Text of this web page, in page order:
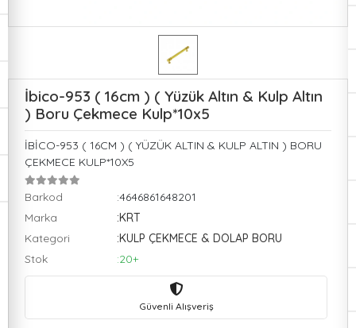
İbico-953 ( 16cm ) ( Yüzük Altın & Kulp Altın
) Boru Çekmece Kulp*10x5
İBİCO-953 ( 16CM ) ( YÜZÜK ALTIN & KULP ALTIN ) BORU
ÇEKMECE KULP*10X5
Barkod
:4646861648201
Marka
:KRT
Kategori
:KULP ÇEKMECE & DOLAP BORU
Stok
:20+
Güvenli Alışveriş